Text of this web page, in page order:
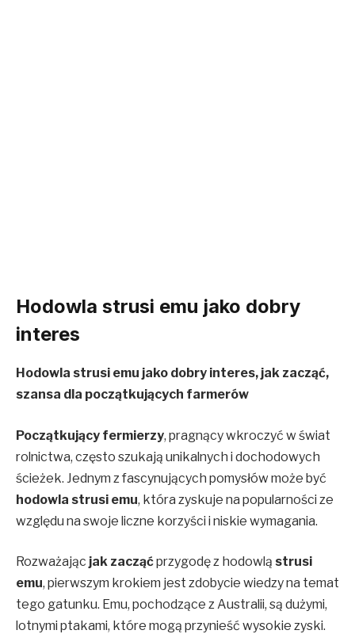
Hodowla strusi emu jako dobry
interes
Hodowla strusi emu jako dobry interes, jak zacząć,
szansa dla początkujących farmerów
Początkujący fermierzy, pragnący wkroczyć w świat
rolnictwa, często szukają unikalnych i dochodowych
ścieżek. Jednym z fascynujących pomysłów może być
hodowla strusi emu, która zyskuje na popularności ze
względu na swoje liczne korzyści i niskie wymagania.
Rozważając jak zacząćprzygodę z hodowlą strusi
emu, pierwszym krokiem jest zdobycie wiedzy na temat
tego gatunku. Emu, pochodzące z Australii, są dużymi,
lotnymi ptakami, które mogą przynieść wysokie zyski.